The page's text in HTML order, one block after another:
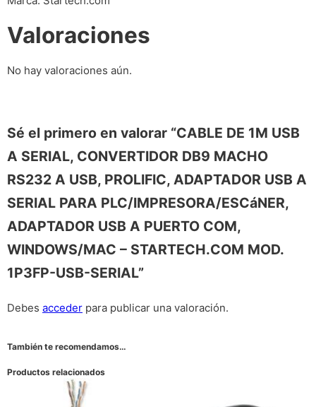
Valoraciones
No hay valoraciones aún.
Sé el primero en valorar “CABLE DE 1M USB
A SERIAL, CONVERTIDOR DB9 MACHO
RS232 A USB, PROLIFIC, ADAPTADOR USB A
SERIAL PARA PLC/IMPRESORA/ESCáNER,
ADAPTADOR USB A PUERTO COM,
WINDOWS/MAC – STARTECH.COM MOD.
1P3FP-USB-SERIAL”
Debes acceder para publicar una valoración.
También te recomendamos…
Productos relacionados